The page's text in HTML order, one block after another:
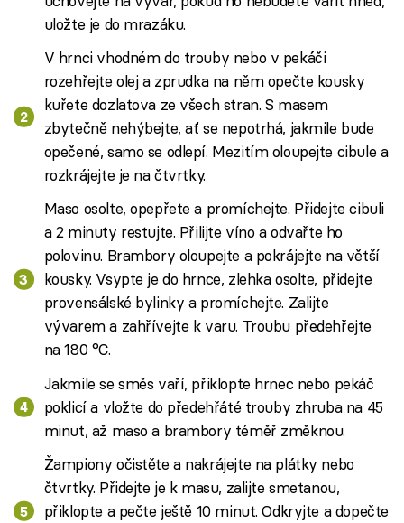
uložte je do mrazáku.
V hrnci vhodném do trouby nebo v pekáči
rozehřejte olej a zprudka na něm opečte kousky
kuřete dozlatova ze všech stran. S masem
zbytečně nehýbejte, ať se nepotrhá, jakmile bude
opečené, samo se odlepí. Mezitím oloupejte cibule a
rozkrájejte je na čtvrtky.
Maso osolte, opepřete a promíchejte. Přidejte cibuli
a 2 minuty restujte. Přilijte víno a odvařte ho
polovinu. Brambory oloupejte a pokrájejte na větší
kousky. Vsypte je do hrnce, zlehka osolte, přidejte
provensálské bylinky a promíchejte. Zalijte
vývarem a zahřívejte k varu. Troubu předehřejte
na 180 °C.
Jakmile se směs vaří, přiklopte hrnec nebo pekáč
poklicí a vložte do předehřáté trouby zhruba na 45
minut, až maso a brambory téměř změknou.
Žampiony očistěte a nakrájejte na plátky nebo
čtvrtky. Přidejte je k masu, zalijte smetanou,
přiklopte a pečte ještě 10 minut. Odkryjte a dopečte